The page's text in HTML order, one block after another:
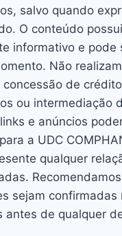
salvo quando
O conteúdo
informativo e pode
Não
concessão de
ou intermediação
e anúncios
a UDC
qualquer
sejam confirmadas
antes de qualquer